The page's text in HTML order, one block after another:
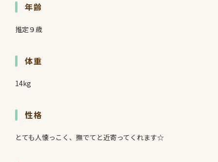
年齢
推定９歳
体重
14kg
性格
とても人懐っこく、撫でてと近寄ってくれます☆